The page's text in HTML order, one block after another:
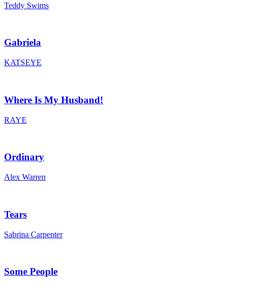
Teddy Swims
Gabriela
KATSEYE
Where Is My Husband!
RAYE
Ordinary
Alex Warren
Tears
Sabrina Carpenter
Some People